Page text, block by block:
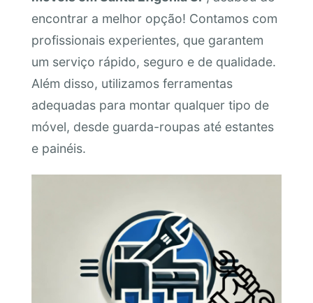
encontrar a melhor opção! Contamos com
profissionais experientes, que garantem
um serviço rápido, seguro e de qualidade.
Além disso, utilizamos ferramentas
adequadas para montar qualquer tipo de
móvel, desde guarda-roupas até estantes
e painéis.